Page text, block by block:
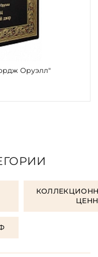
Оруэлл"